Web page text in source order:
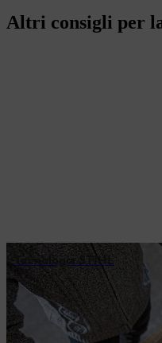
Altri consigli per
Tecnologia STIHL